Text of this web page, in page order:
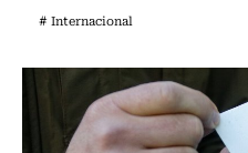
# Internacional